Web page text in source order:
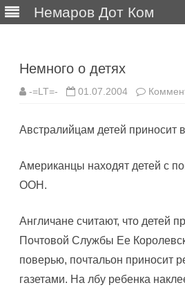
Немаров Дот Ком
Немного о детях
-=LT=- 01.07.2004
Австралийцам детей приносит в
Американцы находят детей с
ООН.
Англичане считают, что детей
Почтовой Службы Ее
поверью, почтальон приносит
газетами. На лбу ребенка